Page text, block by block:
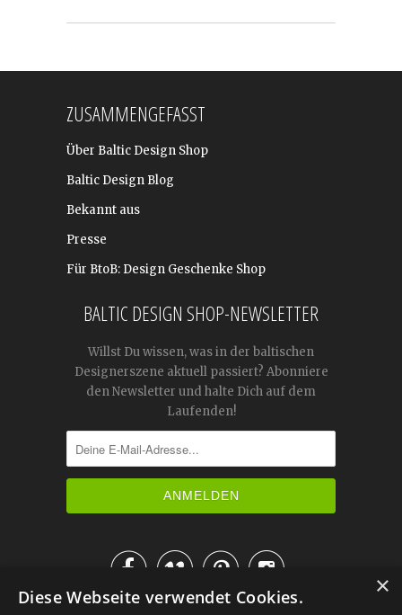
ZUSAMMENGEFASST
Über Baltic Design Shop
Baltic Design Blog
Bekannt aus
Presse
Für BtoB: Design Geschenke Shop
BALTIC DESIGN SHOP-NEWSLETTER
Willst Du wissen, was in der baltischen
Designerszene aktuell passiert? Abonniere
den Newsletter und halte Dich auf dem
Laufenden!

IM KATALOG BLÄTTERN
×
Diese Webseite verwendet Cookies.